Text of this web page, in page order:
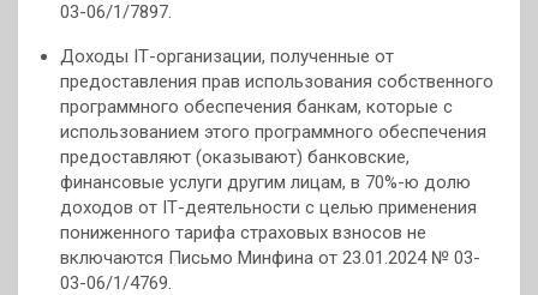
03-06/1/7897.
Доходы IТ-организации, полученные от
предоставления прав использования собственного
программного обеспечения банкам, которые с
использованием этого программного обеспечения
предоставляют (оказывают) банковские,
финансовые услуги другим лицам, в 70%-ю долю
доходов от IТ-деятельности с целью применения
пониженного тарифа страховых взносов не
включаются Письмо Минфина от 23.01.2024 № 03-
03-06/1/4769.